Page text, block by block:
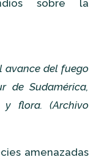
sobre la
avance del fuego
de Sudamérica,
y flora. (Archivo
amenazadas